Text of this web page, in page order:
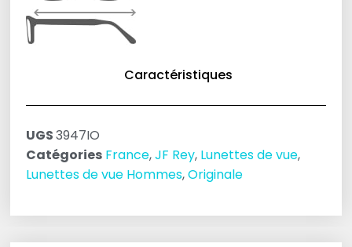
Caractéristiques
UGS3947IO
Catégories France,JF Rey, Lunettes de vue,
Lunettes de vue Hommes,Originale